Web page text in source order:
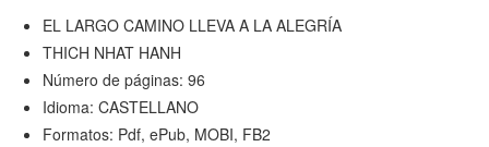
EL LARGO CAMINO LLEVA A LA ALEGRÍA
THICH NHAT HANH
Número de páginas: 96
Idioma: CASTELLANO
Formatos: Pdf, ePub, MOBI, FB2